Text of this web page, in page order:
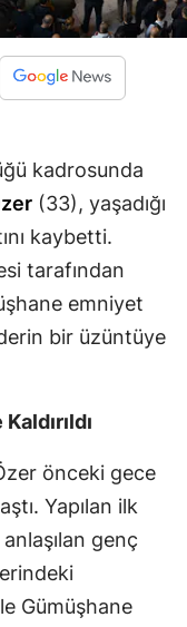
kadrosunda
(33), yaşadığı
kaybetti.
tarafından
emniyet
bir üzüntüye
önceki gece
Yapılan ilk
genç
Gümüşhane